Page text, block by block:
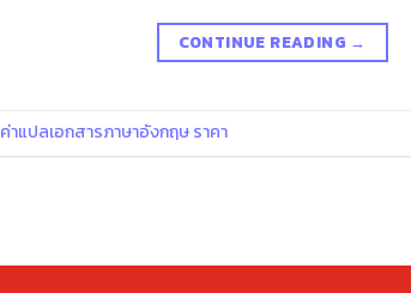
CONTINUE READING →
ค่าแปลเอกสารภาษาอังกฤษ ราคา